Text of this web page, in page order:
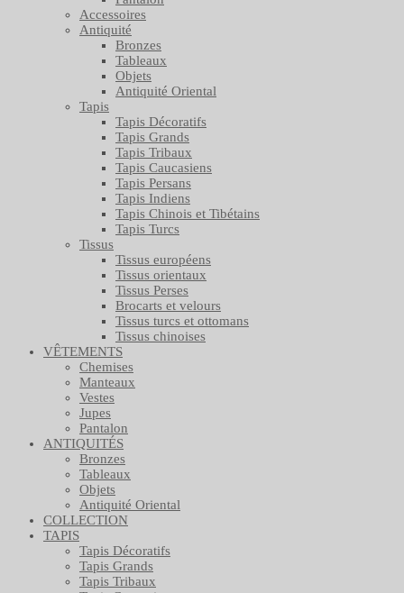
Accessoires
Antiquité
Bronzes
Tableaux
Objets
Antiquité Oriental
Tapis
Tapis Décoratifs
Tapis Grands
Tapis Tribaux
Tapis Caucasiens
Tapis Persans
Tapis Indiens
Tapis Chinois et Tibétains
Tapis Turcs
Tissus
Tissus européens
Tissus orientaux
Tissus Perses
Brocarts et velours
Tissus turcs et ottomans
Tissus chinoises
VÊTEMENTS
Chemises
Manteaux
Vestes
Jupes
Pantalon
ANTIQUITÉS
Bronzes
Tableaux
Objets
Antiquité Oriental
COLLECTION
TAPIS
Tapis Décoratifs
Tapis Grands
Tapis Tribaux